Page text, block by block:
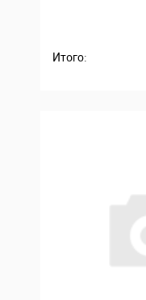
Итого: